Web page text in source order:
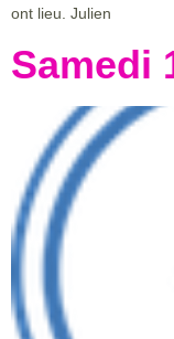
ont lieu. Julien
Samedi